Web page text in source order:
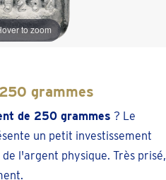
to zoom
grammes
de 250 grammes ? Le
un petit investissement
l'argent physique. Très prisé,